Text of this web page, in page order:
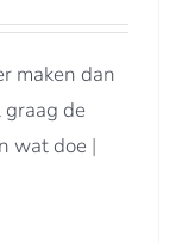
maken dan
graag de
wat doe |